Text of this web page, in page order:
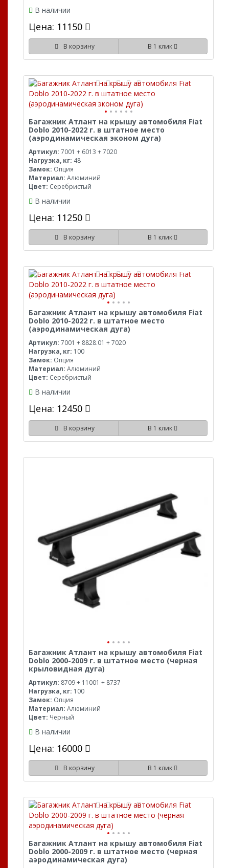
В наличии
Цена: 11150
В корзину В 1 клик
Багажник Атлант на крышу автомобиля Fiat
Doblo 2010-2022 г. в штатное место
(аэродинамическая эконом дуга)
Артикул: 7001 + 6013 + 7020
Нагрузка, кг: 48
Замок: Опция
Материал: Алюминий
Цвет: Серебристый
В наличии
Цена: 11250
В корзину В 1 клик
Багажник Атлант на крышу автомобиля Fiat
Doblo 2010-2022 г. в штатное место
(аэродинамическая дуга)
Артикул: 7001 + 8828.01 + 7020
Нагрузка, кг: 100
Замок: Опция
Материал: Алюминий
Цвет: Серебристый
В наличии
Цена: 12450
В корзину В 1 клик
Багажник Атлант на крышу автомобиля Fiat
Doblo 2000-2009 г. в штатное место (черная
крыловидная дуга)
Артикул: 8709 + 11001 + 8737
Нагрузка, кг: 100
Замок: Опция
Материал: Алюминий
Цвет: Черный
В наличии
Цена: 16000
В корзину В 1 клик
Багажник Атлант на крышу автомобиля Fiat
Doblo 2000-2009 г. в штатное место (черная
аэродинамическая дуга)